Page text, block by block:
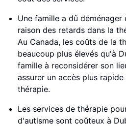
Une famille a dû déménager
raison des retards dans la
Au Canada, les coûts de la
beaucoup plus élevés qu'à
famille à reconsidérer son
assurer un accès plus
thérapie.
Les services de thérapie
d'autisme sont coûteux à